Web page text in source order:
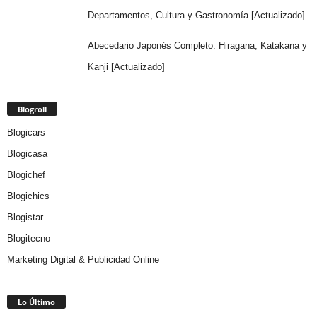
Departamentos, Cultura y Gastronomía [Actualizado]
Abecedario Japonés Completo: Hiragana, Katakana y
Kanji [Actualizado]
Blogroll
Blogicars
Blogicasa
Blogichef
Blogichics
Blogistar
Blogitecno
Marketing Digital & Publicidad Online
Lo Último